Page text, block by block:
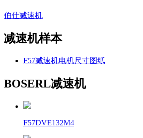
伯仕减速机
减速机样本
F57减速机电机尺寸图纸
BOSERL减速机
F57DVE132M4